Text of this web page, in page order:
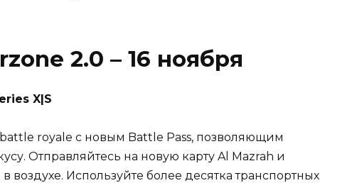
2.0 – 16 ноября
X|S
royale с новым Battle Pass, позволяющим
Отправляйтесь на новую карту Al Mazrah и
воздухе. Используйте более десятка транспортных